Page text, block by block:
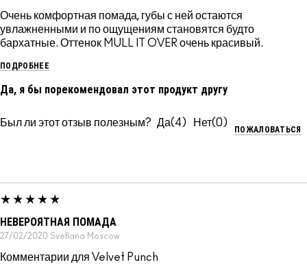
Очень комфортная помада, губы с ней остаются
увлажненными и по ощущениям становятся будто
бархатные. Оттенок MULL IT OVER очень красивый.
ПОДРОБНЕЕ
Да, я бы порекомендовал этот продукт другу
Был ли этот отзыв полезным? 4 0
ПОЖАЛОВАТЬСЯ
НЕВЕРОЯТНАЯ ПОМАДА
27/02/2020 Svetlana Moscow
Комментарии для Velvet Punch